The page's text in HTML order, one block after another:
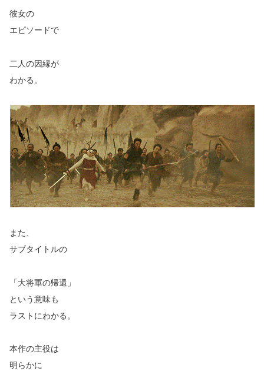
彼女の
エピソードで
二人の因縁が
わかる。
また、
サブタイトルの
「大将軍の帰還」
という意味も
ラストにわかる。
本作の主役は
明らかに